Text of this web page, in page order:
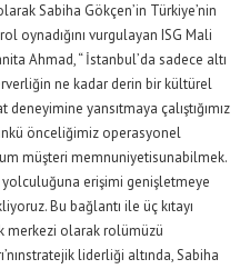
Sabiha Gökçen’in Türkiye’nin
oynadığını vurgulayan ISG Mali
Ahmad,“ İstanbul’da sadece altı
ne kadar derin bir kültürel
deneyimine yansıtmaya çalıştığımız
önceliğimiz operasyonel
müşteri memnuniyetisunabilmek.
yolculuğuna erişimi genişletmeye
Bu bağlantı ile üç kıtayı
merkezi olarak rolümüzü
stratejik liderliği altında, Sabiha